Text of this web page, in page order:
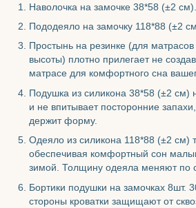
Наволочка на замочке 38*58 (±2 см).
Пододеяло на замочку 118*88 (±2
Простынь на резинке (для
высоты) плотно прилегает не
матрасе для комфортного сна
Подушка из силикона 38*58 (±2 см)
и не впитывает посторонние
держит форму.
Одеяло из силикона 118*88 (±2 см)
обеспечивая комфортный сон
зимой. Толщину одеяла меняют по
Бортики подушки на замочках 8шт.
стороны кроватки защищают от